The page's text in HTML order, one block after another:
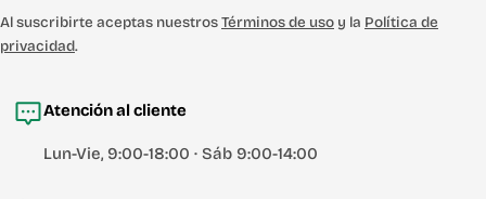
Al suscribirte aceptas nuestrosTérminos de uso y la Política de
privacidad.
Atención al cliente
Lun-Vie, 9:00-18:00 · Sáb 9:00-14:00